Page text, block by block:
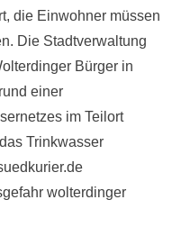
die Einwohner müssen
Die Stadtverwaltung
Bürger in
einer
im Teilort
Trinkwasser
wolterdinger